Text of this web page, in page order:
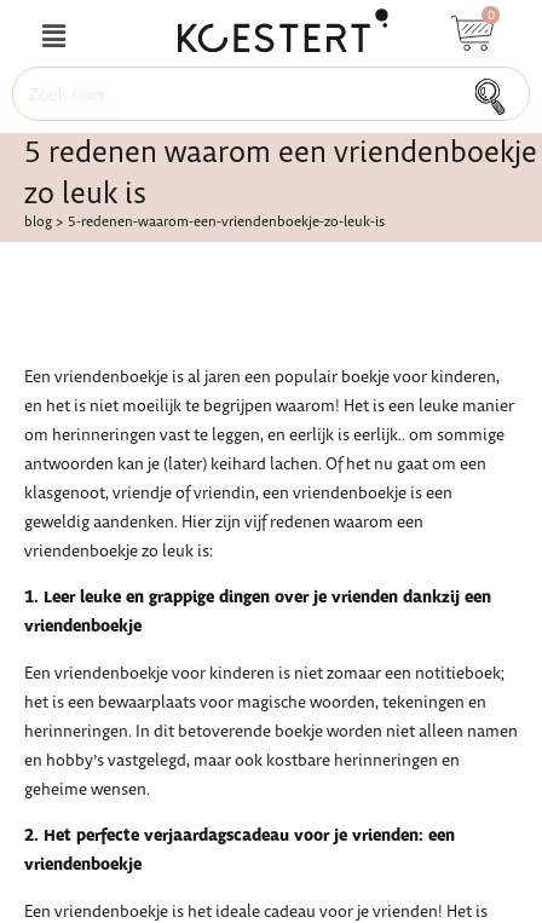
0
5 redenen waarom een vriendenboekje
zo leuk is
blog> 5-redenen-waarom-een-vriendenboekje-zo-leuk-is
Een vriendenboekje is al jaren een populair boekje voor kinderen,
en het is niet moeilijk te begrijpen waarom! Het is een leuke manier
om herinneringen vast te leggen, en eerlijk is eerlijk.. om sommige
antwoorden kan je (later) keihard lachen. Of het nu gaat om een
klasgenoot, vriendje of vriendin, een vriendenboekje is een
geweldig aandenken. Hier zijn vijf redenen waarom een
vriendenboekje zo leuk is:
1. Leer leuke en grappige dingen over je vrienden dankzij een
vriendenboekje
Een vriendenboekje voor kinderen is niet zomaar een notitieboek;
het is een bewaarplaats voor magische woorden, tekeningen en
herinneringen. In dit betoverende boekje worden niet alleen namen
en hobby’s vastgelegd, maar ook kostbare herinneringen en
geheime wensen.
2. Het perfecte verjaardagscadeau voor je vrienden: een
vriendenboekje
Een vriendenboekje is het ideale cadeau voor je vrienden! Het is